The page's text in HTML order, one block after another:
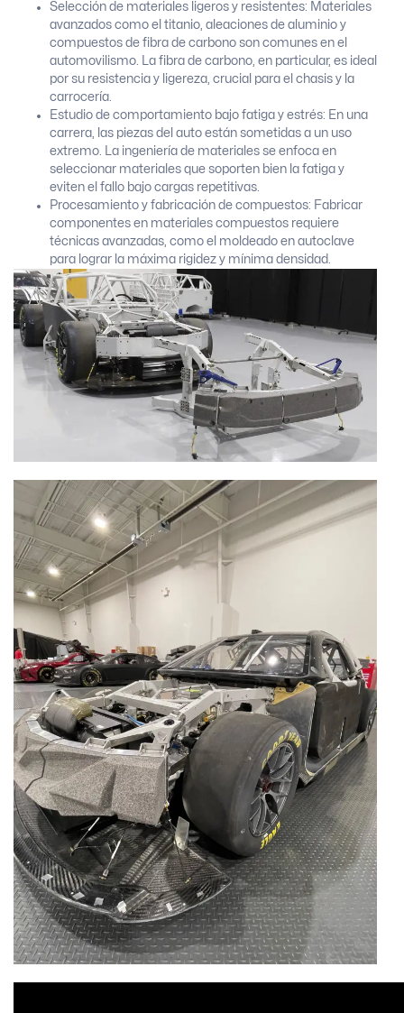
Selección de materiales ligeros y resistentes: Materiales
avanzados como el titanio, aleaciones de aluminio y
compuestos de fibra de carbono son comunes en el
automovilismo. La fibra de carbono, en particular, es ideal
por su resistencia y ligereza, crucial para el chasis y la
carrocería.
Estudio de comportamiento bajo fatiga y estrés: En una
carrera, las piezas del auto están sometidas a un uso
extremo. La ingeniería de materiales se enfoca en
seleccionar materiales que soporten bien la fatiga y
eviten el fallo bajo cargas repetitivas.
Procesamiento y fabricación de compuestos: Fabricar
componentes en materiales compuestos requiere
técnicas avanzadas, como el moldeado en autoclave
para lograr la máxima rigidez y mínima densidad.